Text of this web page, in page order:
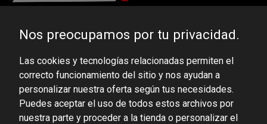
DOMINATOR GROUP Sp. z o.o.
VAT ID No.: 6521751083
dominator@dominator.pl
Nos preocupamos por tu privacidad.
Las cookies y tecnologías relacionadas permiten el
correcto funcionamiento del sitio y nos ayudan a
personalizar nuestra oferta según tus necesidades.
Puedes aceptar el uso de todos estos archivos por
nuestra parte y proceder a la tienda o personalizar el